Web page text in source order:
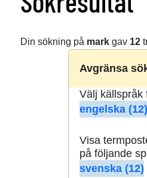
Din sökning på markgav 12
Avgränsa
Välj källspråk
engelska (12)
Visa
på följande
svenska (12)